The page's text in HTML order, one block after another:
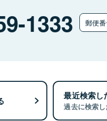
1333 郵便
最近検索し
過去に検索し